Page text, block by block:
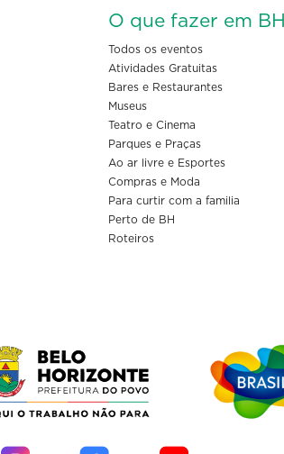
O que fazer em BH
Todos os eventos
Atividades Gratuitas
Bares e Restaurantes
Museus
Teatro e Cinema
Parques e Praças
Ao ar livre e Esportes
Compras e Moda
Para curtir com a familia
Perto de BH
Roteiros